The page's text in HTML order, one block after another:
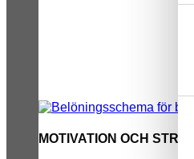
MOTIVATION OCH